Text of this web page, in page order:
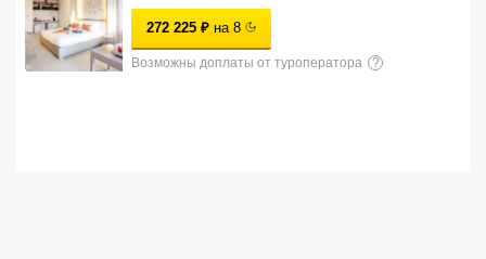
272 225 ₽ на 8
Возможны доплаты от туроператора ?
Сетевые отели ОАЭ
Сетевые отели Таиланда